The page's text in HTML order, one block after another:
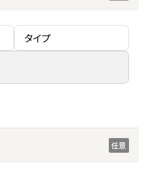
任意